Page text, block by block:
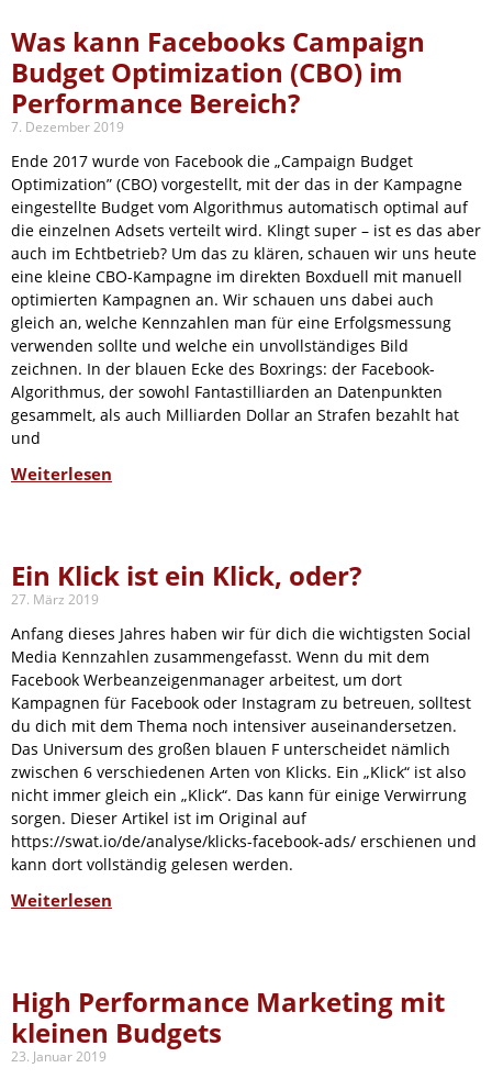
Was kann Facebooks Campaign
Budget Optimization (CBO) im
Performance Bereich?
7. Dezember 2019
Ende 2017 wurde von Facebook die „Campaign Budget
Optimization” (CBO) vorgestellt, mit der das in der Kampagne
eingestellte Budget vom Algorithmus automatisch optimal auf
die einzelnen Adsets verteilt wird. Klingt super – ist es das aber
auch im Echtbetrieb? Um das zu klären, schauen wir uns heute
eine kleine CBO-Kampagne im direkten Boxduell mit manuell
optimierten Kampagnen an. Wir schauen uns dabei auch
gleich an, welche Kennzahlen man für eine Erfolgsmessung
verwenden sollte und welche ein unvollständiges Bild
zeichnen. In der blauen Ecke des Boxrings: der Facebook-
Algorithmus, der sowohl Fantastilliarden an Datenpunkten
gesammelt, als auch Milliarden Dollar an Strafen bezahlt hat
und
Weiterlesen
Ein Klick ist ein Klick, oder?
27. März 2019
Anfang dieses Jahres haben wir für dich die wichtigsten Social
Media Kennzahlen zusammengefasst. Wenn du mit dem
Facebook Werbeanzeigenmanager arbeitest, um dort
Kampagnen für Facebook oder Instagram zu betreuen, solltest
du dich mit dem Thema noch intensiver auseinandersetzen.
Das Universum des großen blauen F unterscheidet nämlich
zwischen 6 verschiedenen Arten von Klicks. Ein „Klick“ ist also
nicht immer gleich ein „Klick“. Das kann für einige Verwirrung
sorgen. Dieser Artikel ist im Original auf
https://swat.io/de/analyse/klicks-facebook-ads/ erschienen und
kann dort vollständig gelesen werden.
Weiterlesen
High Performance Marketing mit
kleinen Budgets
23. Januar 2019